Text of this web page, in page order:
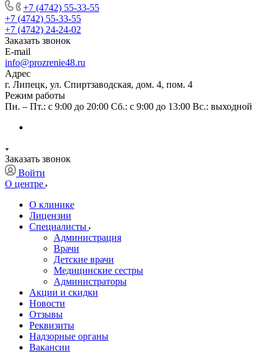
+7 (4742) 55-33-55
+7 (4742) 55-33-55
+7 (4742) 24-24-02
Заказать звонок
E-mail
info@prozrenie48.ru
Адрес
г. Липецк, ул. Спиртзаводская, дом. 4, пом. 4
Режим работы
Пн. – Пт.: с 9:00 до 20:00 Сб.: с 9:00 до 13:00 Вс.: выходной
Заказать звонок
Войти
О центре
О клинике
Лицензии
Специалисты
Администрация
Врачи
Детские врачи
Медицинские сестры
Администраторы
Акции и скидки
Новости
Отзывы
Реквизиты
Надзорные органы
Вакансии